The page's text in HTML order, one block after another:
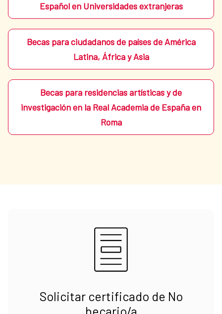
Español en Universidades extranjeras
Becas para ciudadanos de países de América
Latina, África y Asia
Becas para residencias artísticas y de
investigación en la Real Academia de España en
Roma
Solicitar certificado de No